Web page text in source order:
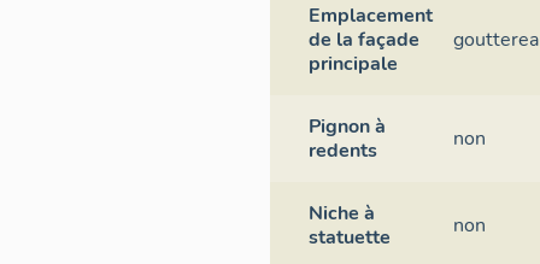
Emplacement
de la façade
principale
Pignon à
redents
non
Niche à
statuette
non